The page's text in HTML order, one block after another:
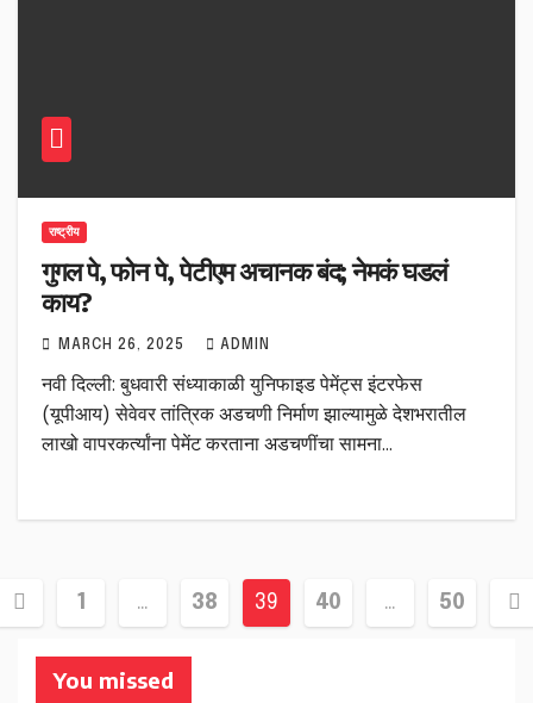
राष्ट्रीय
गुगल पे, फोन पे, पेटीएम अचानक बंद; नेमकं घडलं
काय?
MARCH 26, 2025 ADMIN
नवी दिल्ली: बुधवारी संध्याकाळी युनिफाइड पेमेंट्स इंटरफेस
(यूपीआय) सेवेवर तांत्रिक अडचणी निर्माण झाल्यामुळे देशभरातील
लाखो वापरकर्त्यांना पेमेंट करताना अडचणींचा सामना…
1 … 38 39 40 … 50
You missed